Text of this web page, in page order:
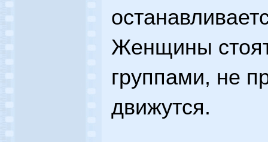
Женщины
группами, не
движутся.